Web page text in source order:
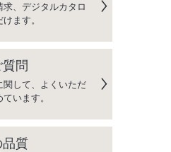
求、デジタルカタロ
ます。
問
関して、よくいただ
います。
品質